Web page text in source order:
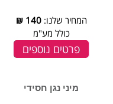
המחיר שלנו:140
₪
כולל מע"מ
פרטים נוספים
מיני נגן חסידי